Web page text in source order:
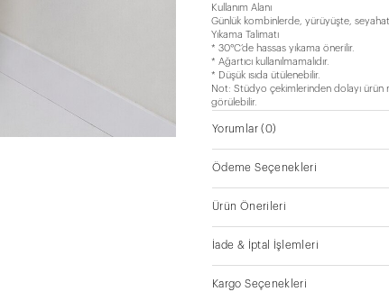
Kullanım Alanı
Günlük kombinlerde, yürüyüşte,
Yıkama Talimatı
* 30°C’de hassas yıkama önerilir.
* Ağartıcı kullanılmamalıdır.
* Düşük ısıda ütülenebilir.
Not: Stüdyo çekimlerinden dolayı ürün
görülebilir.
Yorumlar(0)
Ödeme Seçenekleri
Ürün Önerileri
İade & İptal İşlemleri
Kargo Seçenekleri